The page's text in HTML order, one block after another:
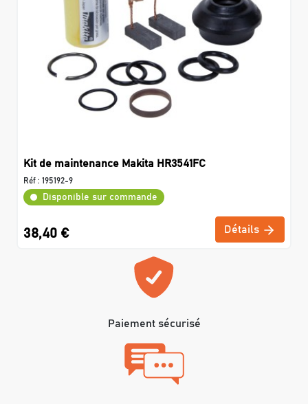
Kit de maintenance Makita HR3541FC
Réf : 195192-9
Disponible sur commande
38,40 € Détails
Paiement sécurisé